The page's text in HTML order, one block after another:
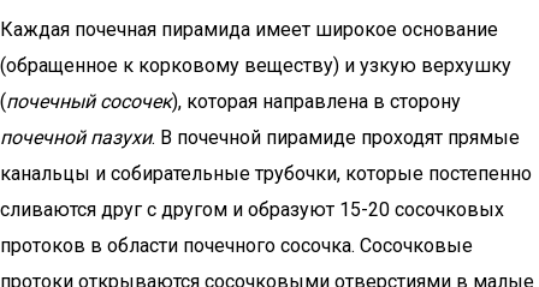
Каждая почечная пирамида имеет широкое основание
(обращенное к корковому веществу) и узкую верхушку
(почечный сосочек), которая направлена в сторону
почечной пазухи. В почечной пирамиде проходят прямые
канальцы и собирательные трубочки, которые постепенно
сливаются друг с другом и образуют 15-20 сосочковых
протоков в области почечного сосочка. Сосочковые
протоки открываются сосочковыми отверстиями в малые